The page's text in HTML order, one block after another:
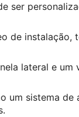
ser
de
lateral e
sistema